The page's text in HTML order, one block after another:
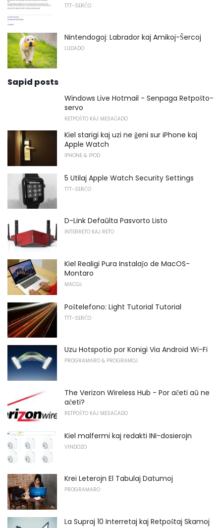
TTT-SERĈO
Nintendogoj: Labrador kaj Amikoj-Ŝercoj
LUDADO
Sapid posts
Windows Live Hotmail - Senpaga Retpoŝto-
servo
RETPOŜTO KAJ MESAĜADO
Kiel starigi kaj uzi ne ĝeni sur iPhone kaj
Apple Watch
IPHONE & IPOD
5 Utilaj Apple Watch Security Settings
TTT-SERĈO
D-Link Defaŭlta Pasvorto Listo
INTERRETO KAJ RETO
Kiel Realigi Pura Instalaĵo de MacOS-
Montaro
MACOJ
Poŝtelefono: Light Tutorial Tutorial
TTT-SERĈO
Uzu Hotspotio por Konigi Via Android Wi-Fi
PROGRAMARO & PROGRAMOJ
The Verizon Wireless Hub - Por aĉeti aŭ ne
aĉeti?
RETPOŜTO KAJ MESAĜADO
Kiel malfermi kaj redakti INI-dosierojn
VINDOZO
Krei Leterojn El Tabulaj Datumoj
PROGRAMARO
La Supraj 10 Interretaj kaj Retpoŝtaj Skamoj